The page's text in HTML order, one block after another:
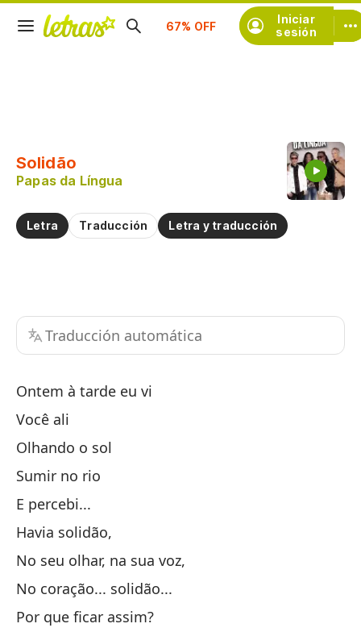
Iniciar
sesión
Suscríbete
Solidão
Papas da Língua
Letra Traducción Letra y traducción
Traducción automática
Ontem à tarde eu vi
Você ali
Olhando o sol
Sumir no rio
E percebi...
Havia solidão,
No seu olhar, na sua voz,
No coração... solidão...
Por que ficar assim?
Practicar la pronunciación de